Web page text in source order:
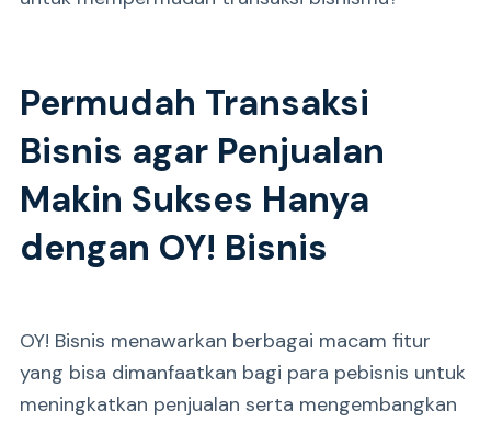
Permudah Transaksi
Bisnis agar Penjualan
Makin Sukses Hanya
dengan OY! Bisnis
OY! Bisnis menawarkan berbagai macam fitur
yang bisa dimanfaatkan bagi para pebisnis untuk
meningkatkan penjualan serta mengembangkan